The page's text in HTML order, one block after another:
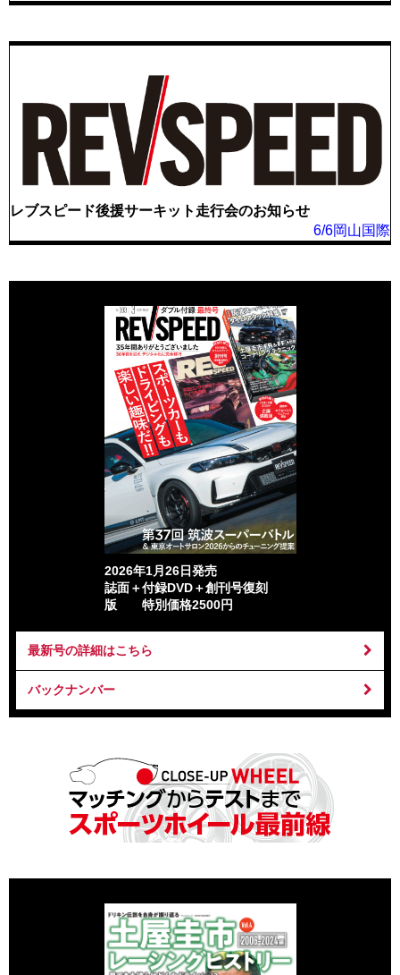
レブスピード後援サーキット走行会のお知らせ
6/6岡山国際
2026年1月26日発売
誌面＋付録DVD＋創刊号復刻
版 特別価格2500円
最新号の詳細はこちら
バックナンバー